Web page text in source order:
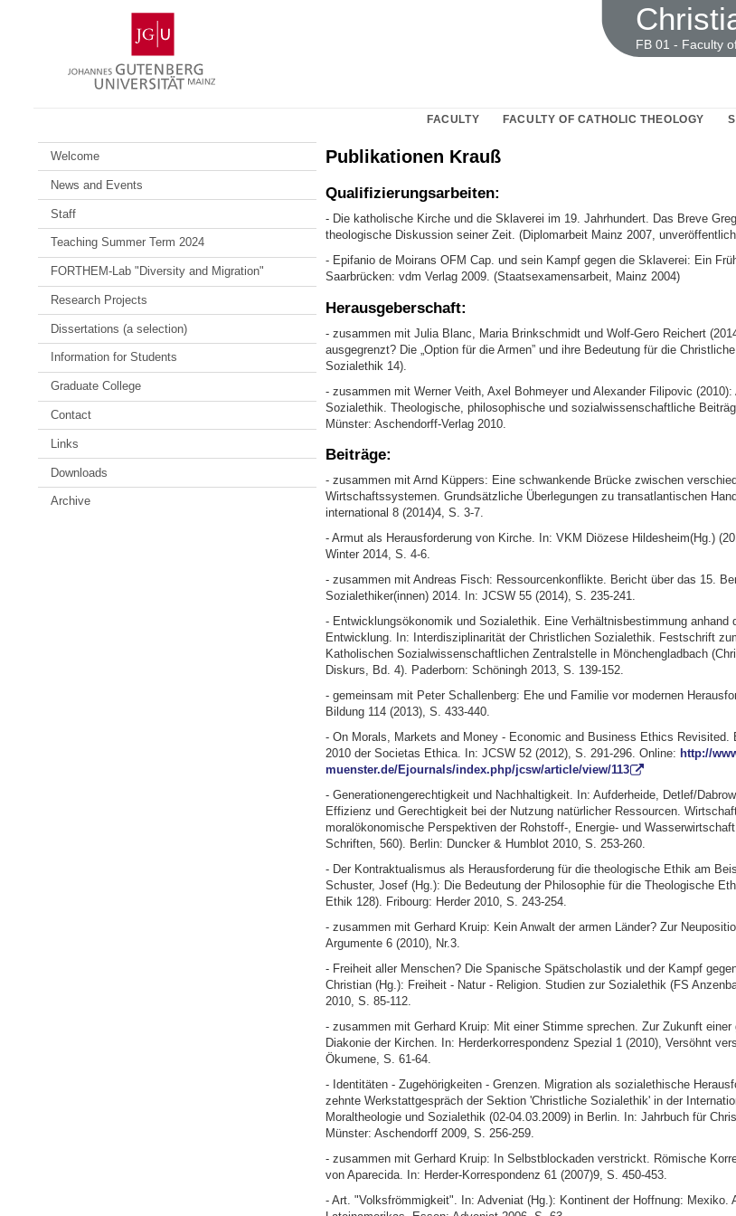
Gutenberg
University
Mainz
FB 01 - Faculty
FACULTY FACULTY OF CATHOLIC THEOLOGY
Welcome
News and Events
Staff
Teaching Summer Term 2024
FORTHEM-Lab "Diversity and Migration"
Research Projects
Dissertations (a selection)
Information for Students
Graduate College
Contact
Links
Downloads
Archive
Publikationen Krauß
Qualifizierungsarbeiten:
- Die katholische Kirche und die Sklaverei im 19. Jahrhundert. Das Breve
theologische Diskussion seiner Zeit. (Diplomarbeit Mainz 2007,
- Epifanio de Moirans OFM Cap. und sein Kampf gegen die Sklaverei: Ein
Saarbrücken: vdm Verlag 2009. (Staatsexamensarbeit, Mainz 2004)
Herausgeberschaft:
- zusammen mit Julia Blanc, Maria Brinkschmidt und Wolf-Gero Reichert
ausgegrenzt? Die „Option für die Armen” und ihre Bedeutung für die
Sozialethik 14).
- zusammen mit Werner Veith, Axel Bohmeyer und Alexander Filipovic
Sozialethik. Theologische, philosophische und sozialwissenschaftliche
Münster: Aschendorff-Verlag 2010.
Beiträge:
- zusammen mit Arnd Küppers: Eine schwankende Brücke zwischen
Wirtschaftssystemen. Grundsätzliche Überlegungen zu transatlantischen
international 8 (2014)4, S. 3-7.
- Armut als Herausforderung von Kirche. In: VKM Diözese Hildesheim(Hg.)
Winter 2014, S. 4-6.
- zusammen mit Andreas Fisch: Ressourcenkonflikte. Bericht über das 15.
Sozialethiker(innen) 2014. In: JCSW 55 (2014), S. 235-241.
- Entwicklungsökonomik und Sozialethik. Eine Verhältnisbestimmung anhand
Entwicklung. In: Interdisziplinarität der Christlichen Sozialethik. Festschrift
Katholischen Sozialwissenschaftlichen Zentralstelle in Mönchengladbach
Diskurs, Bd. 4). Paderborn: Schöningh 2013, S. 139-152.
- gemeinsam mit Peter Schallenberg: Ehe und Familie vor modernen
Bildung 114 (2013), S. 433-440.
- On Morals, Markets and Money - Economic and Business Ethics Revisited.
2010 der Societas Ethica. In: JCSW 52 (2012), S. 291-296. Online: http://
muenster.de/Ejournals/index.php/jcsw/article/view/113
- Generationengerechtigkeit und Nachhaltigkeit. In: Aufderheide, Detlef/
Effizienz und Gerechtigkeit bei der Nutzung natürlicher Ressourcen.
moralökonomische Perspektiven der Rohstoff-, Energie- und
Schriften, 560). Berlin: Duncker & Humblot 2010, S. 253-260.
- Der Kontraktualismus als Herausforderung für die theologische Ethik am
Schuster, Josef (Hg.): Die Bedeutung der Philosophie für die Theologische
Ethik 128). Fribourg: Herder 2010, S. 243-254.
- zusammen mit Gerhard Kruip: Kein Anwalt der armen Länder? Zur
Argumente 6 (2010), Nr.3.
- Freiheit aller Menschen? Die Spanische Spätscholastik und der Kampf
Christian (Hg.): Freiheit - Natur - Religion. Studien zur Sozialethik (FS
2010, S. 85-112.
- zusammen mit Gerhard Kruip: Mit einer Stimme sprechen. Zur Zukunft
Diakonie der Kirchen. In: Herderkorrespondenz Spezial 1 (2010), Versöhnt
Ökumene, S. 61-64.
- Identitäten - Zugehörigkeiten - Grenzen. Migration als sozialethische
zehnte Werkstattgespräch der Sektion 'Christliche Sozialethik' in der
Moraltheologie und Sozialethik (02-04.03.2009) in Berlin. In: Jahrbuch für
Münster: Aschendorff 2009, S. 256-259.
- zusammen mit Gerhard Kruip: In Selbstblockaden verstrickt. Römische
von Aparecida. In: Herder-Korrespondenz 61 (2007)9, S. 450-453.
- Art. "Volksfrömmigkeit". In: Adveniat (Hg.): Kontinent der Hoffnung: Mexiko.